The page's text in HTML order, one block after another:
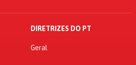
DIRETRIZES DO PT
Geral